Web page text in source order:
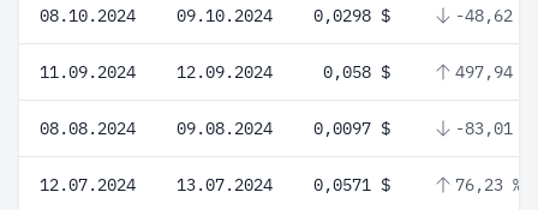
08.10.2024 09.10.2024 0,0298 $ -48,62 %
11.09.2024 12.09.2024 0,058 $ 497,94 %
08.08.2024 09.08.2024 0,0097 $ -83,01 %
12.07.2024 13.07.2024 0,0571 $ 76,23 %